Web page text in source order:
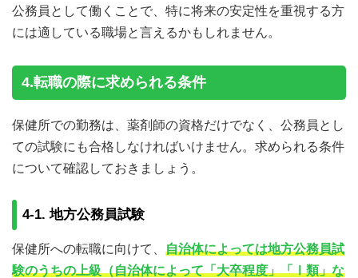
公務員として働くことで、特に将来の安定性を重視する方
には適している職場と言えるかもしれません。
4.転職の際に求められる条件
保健所での勤務は、薬剤師の資格だけでなく、公務員とし
ての試験にも合格しなければいけません。求められる条件
について確認しておきましょう。
4-1. 地方公務員試験
保健所への転職に向けて、 自治体によっては地方公務員試
験のうちの上級（自治体によって「大卒程度」「Ⅰ類」な